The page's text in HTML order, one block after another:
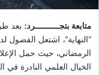
متابعة بتجــــــــــرد: بعد
“النهاية”، اشتعل الفضول
الرمضاني، حيث حمل
الخيال العلمي النادرة في